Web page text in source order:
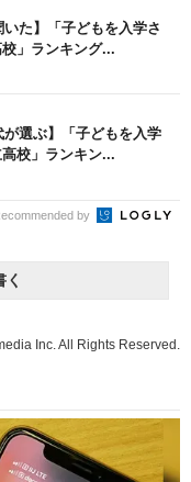
いた】「子どもを入学さ
」ランキング...
が選ぶ】「子どもを入学
校」ランキン...
by
く
Inc. All Rights Reserved.